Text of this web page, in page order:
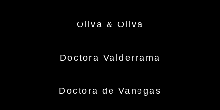
Oliva & Oliva
Doctora Valderrama
Doctora de Vanegas